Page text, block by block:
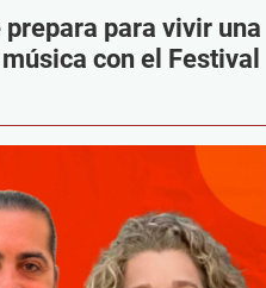
para vivir una
con el Festival